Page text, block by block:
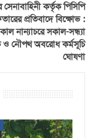
সেনাবাহিনী কর্তৃক পিসিপি
প্রতিবাদে বিক্ষোভ :
নান্যাচরে সকাল-সন্ধ্যা
নৌপথ অবরোধ কর্মসূচি
ঘোষণা